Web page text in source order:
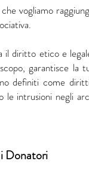
vogliamo
il diritto etico e
garantisce la
definiti come
intrusioni negli
Donatori